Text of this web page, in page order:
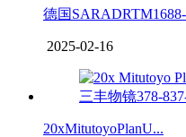
德国
2025-02-16
20xMitutoyoPlanU...